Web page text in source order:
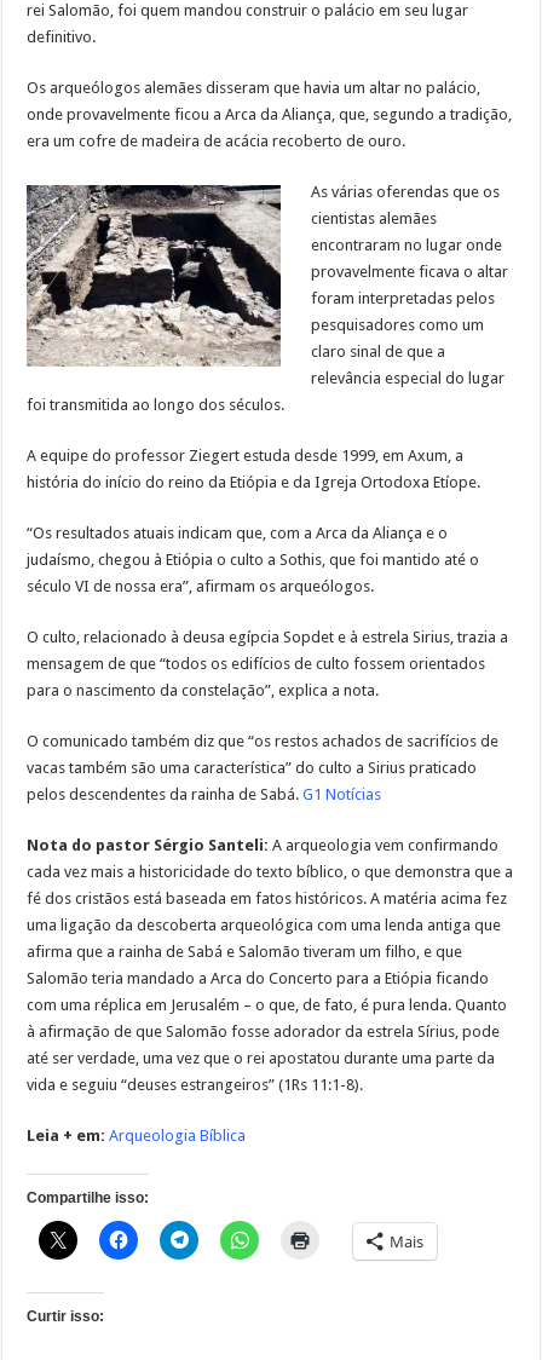
rei Salomão, foi quem mandou construir o palácio em seu lugar
definitivo.
Os arqueólogos alemães disseram que havia um altar no palácio,
onde provavelmente ficou a Arca da Aliança, que, segundo a tradição,
era um cofre de madeira de acácia recoberto de ouro.
As várias oferendas que os
cientistas alemães
encontraram no lugar onde
provavelmente ficava o altar
foram interpretadas pelos
pesquisadores como um
claro sinal de que a
relevância especial do lugar
foi transmitida ao longo dos séculos.
A equipe do professor Ziegert estuda desde 1999, em Axum, a
história do início do reino da Etiópia e da Igreja Ortodoxa Etíope.
“Os resultados atuais indicam que, com a Arca da Aliança e o
judaísmo, chegou à Etiópia o culto a Sothis, que foi mantido até o
século VI de nossa era”, afirmam os arqueólogos.
O culto, relacionado à deusa egípcia Sopdet e à estrela Sirius, trazia a
mensagem de que “todos os edifícios de culto fossem orientados
para o nascimento da constelação”, explica a nota.
O comunicado também diz que “os restos achados de sacrifícios de
vacas também são uma característica” do culto a Sirius praticado
pelos descendentes da rainha de Sabá.G1 Notícias
Nota do pastor Sérgio Santeli: A arqueologia vem confirmando
cada vez mais a historicidade do texto bíblico, o que demonstra que a
fé dos cristãos está baseada em fatos históricos. A matéria acima fez
uma ligação da descoberta arqueológica com uma lenda antiga que
afirma que a rainha de Sabá e Salomão tiveram um filho, e que
Salomão teria mandado a Arca do Concerto para a Etiópia ficando
com uma réplica em Jerusalém – o que, de fato, é pura lenda. Quanto
à afirmação de que Salomão fosse adorador da estrela Sírius, pode
até ser verdade, uma vez que o rei apostatou durante uma parte da
vida e seguiu “deuses estrangeiros” (1Rs 11:1-8).
Leia + em: Arqueologia Bíblica
Compartilhe isso:
Mais
Curtir isso: